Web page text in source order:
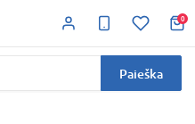
0
Paieška